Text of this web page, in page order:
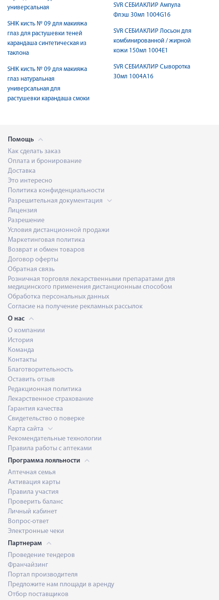
универсальная
SHIK кисть № 09 для макияжа
глаз для растушевки теней
карандаша синтетическая из
таклона
SHIK кисть № 09 для макияжа
глаз натуральная
универсальная для
растушевки карандаша смоки
SVR СЕБИАКЛИР Ампула
Флэш 30мл 1004G16
SVR СЕБИАКЛИР Лосьон для
комбинированной / жирной
кожи 150мл 1004Е1
SVR СЕБИАКЛИР Сыворотка
30мл 1004А16
Помощь
Как сделать заказ
Оплата и бронирование
Доставка
Это интересно
Политика конфиденциальности
Разрешительная документация
Лицензия
Разрешение
Условия дистанционной продажи
Маркетинговая политика
Возврат и обмен товаров
Договор оферты
Обратная связь
Розничная торговля лекарственными препаратами для
медицинского применения дистанционным способом
Обработка персональных данных
Согласие на получение рекламных рассылок
О нас
О компании
История
Команда
Контакты
Благотворительность
Оставить отзыв
Редакционная политика
Лекарственное страхование
Гарантия качества
Свидетельство о поверке
Карта сайта
Рекомендательные технологии
Правила работы с аптеками
Программа лояльности
Аптечная семья
Активация карты
Правила участия
Проверить баланс
Личный кабинет
Вопрос-ответ
Электронные чеки
Партнерам
Проведение тендеров
Франчайзинг
Портал производителя
Предложите нам площади в аренду
Отбор поставщиков